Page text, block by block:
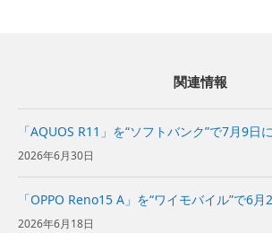
関連情報
「AQUOS R11」を“ソフトバンク”で7月9日
2026年6月30日
「OPPO Reno15 A」を“ワイモバイル”で6
2026年6月18日